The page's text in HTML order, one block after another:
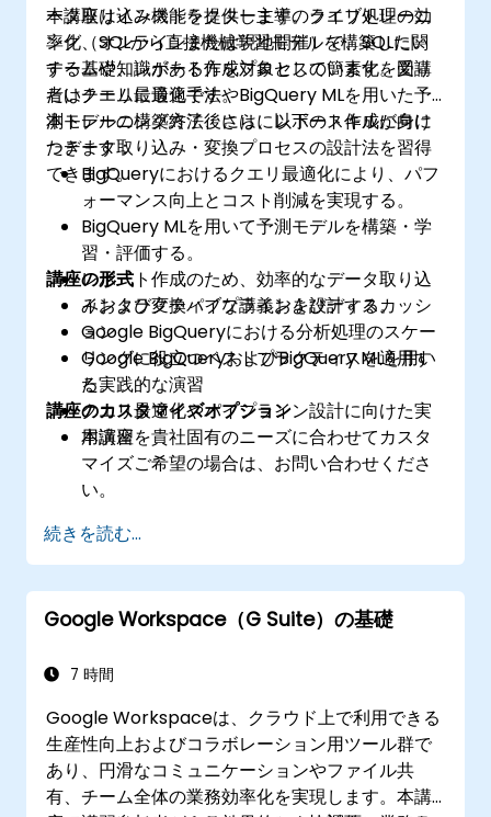
ータ取り込み機能を提供します。クエリ処理の効
率化、SQLから直接機械学習モデルを構築したい
チームや、レポート作成プロセスの簡素化を図り
たいチームに最適です。
本講座はインストラクター主導のライブトレーニ
ング（オンラインまたは現地開催）で、SQLに関
する基礎知識がある方を対象としています。受講
者はクエリ最適化手法やBigQuery MLを用いた予
測モデルの構築方法、さらにレポート作成に向け
たデータ取り込み・変換プロセスの設計法を習得
できます。
本トレーニング終了後には、以下のスキルが身に
つきます：
BigQueryにおけるクエリ最適化により、パフ
ォーマンス向上とコスト削減を実現する。
BigQuery MLを用いて予測モデルを構築・学
習・評価する。
レポート作成のため、効率的なデータ取り込
みおよび変換パイプラインを設計する。
Google BigQueryにおける分析処理のスケー
リングに役立つベストプラクティスを適用す
る。
講座の形式
インタラクティブな講義およびディスカッシ
ョン
Google BigQueryおよびBigQuery MLを用い
た実践的な演習
クエリ最適化やパイプライン設計に向けた実
用演習
講座のカスタマイズオプション
本講座を貴社固有のニーズに合わせてカスタ
マイズご希望の場合は、お問い合わせくださ
い。
続きを読む...
Google Workspace（G Suite）の基礎
7 時間
Google Workspaceは、クラウド上で利用できる
生産性向上およびコラボレーション用ツール群で
あり、円滑なコミュニケーションやファイル共
有、チーム全体の業務効率化を実現します。本講